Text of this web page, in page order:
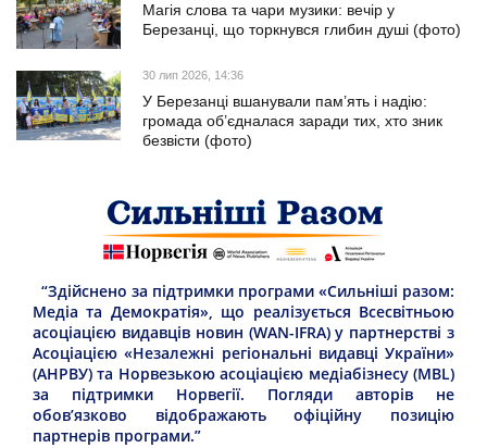
Магія слова та чари музики: вечір у
Березанці, що торкнувся глибин душі (фото)
30 лип 2026, 14:36
У Березанці вшанували пам’ять і надію:
громада об’єдналася заради тих, хто зник
безвісти (фото)
“Здійснено за підтримки програми «Сильніші разом:
Медіа та Демократія», що реалізується Всесвітньою
асоціацією видавців новин (WAN-IFRA) у партнерстві з
Асоціацією «Незалежні регіональні видавці України»
(АНРВУ) та Норвезькою асоціацією медіабізнесу (MBL)
за підтримки Норвегії. Погляди авторів не
обов’язково відображають офіційну позицію
партнерів програми.”